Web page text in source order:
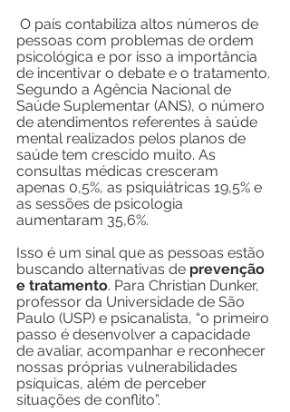
pessoas com problemas de ordem
psicológica e por isso a importância
de incentivar o debate e o tratamento.
Segundo a Agência Nacional de
Saúde Suplementar (ANS), o número
de atendimentos referentes à saúde
mental realizados pelos planos de
saúde tem crescido muito. As
consultas médicas cresceram
apenas 0,5%, as psiquiátricas 19,5% e
as sessões de psicologia
aumentaram 35,6%.
Isso é um sinal que as pessoas estão
buscando alternativas de prevenção
e tratamento. Para Christian Dunker,
professor da Universidade de São
Paulo (USP) e psicanalista, “o primeiro
passo é desenvolver a capacidade
de avaliar, acompanhar e reconhecer
nossas próprias vulnerabilidades
psíquicas, além de perceber
situações de conflito”.